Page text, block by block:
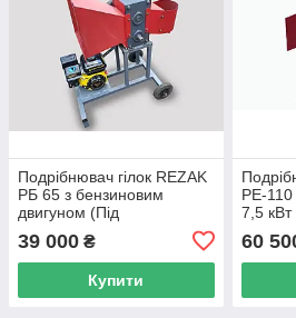
Подрібнювач гілок REZAK
РБ 65 з бензиновим
двигуном (Під
39 000 ₴
Купити
РЕ-110
7,5
60